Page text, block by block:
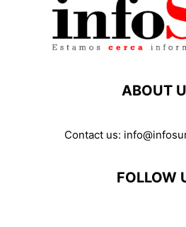
ABOUT
Contact us:
FOLLOW